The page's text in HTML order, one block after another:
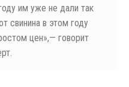
им уже не дали так
свинина в этом году
цен»,— говорит